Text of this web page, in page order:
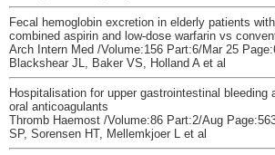
Fecal hemoglobin excretion in elderly patients
combined aspirin and low-dose warfarin vs
Arch Intern Med /Volume:156 Part:6/Mar 25
Blackshear JL, Baker VS, Holland A et al
Hospitalisation for upper gastrointestinal bleeding
oral anticoagulants
Thromb Haemost /Volume:86 Part:2/Aug
SP, Sorensen HT, Mellemkjoer L et al